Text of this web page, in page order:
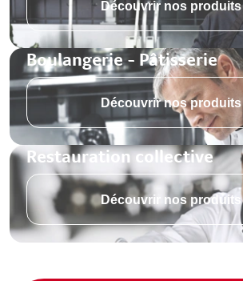
Découvrir nos produits
Boulangerie - Pâtisserie
Découvrir nos produits
Restauration collective
Découvrir nos produits